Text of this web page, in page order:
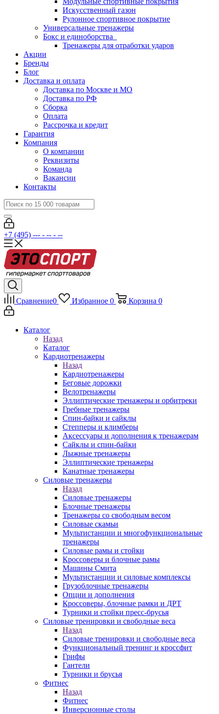
Искусственный газон
Рулонное спортивное покрытие
Универсальные тренажеры
Бокс и единоборства
Тренажеры для отработки ударов
Акции
Бренды
Блог
Доставка и оплата
Доставка по Москве и МО
Доставка по РФ
Сборка
Оплата
Рассрочка и кредит
Гарантия
Компания
О компании
Реквизиты
Команда
Вакансии
Контакты
+7 (495) --- - -- - --
Сравнение0 Избранное 0 Корзина 0
Каталог
Назад
Каталог
Кардиотренажеры
Назад
Кардиотренажеры
Беговые дорожки
Велотренажеры
Эллиптические тренажеры и орбитреки
Гребные тренажеры
Спин-байки и сайклы
Степперы и климберы
Аксессуары и дополнения к тренажерам
Сайклы и спин-байки
Лыжные тренажеры
Эллиптические тренажеры
Канатные тренажеры
Силовые тренажеры
Назад
Силовые тренажеры
Блочные тренажеры
Тренажеры со свободным весом
Силовые скамьи
Мультистанции и многофункциональные
тренажеры
Силовые рамы и стойки
Кроссоверы и блочные рамы
Машины Смита
Мультистанции и силовые комплексы
Грузоблочные тренажеры
Опции и дополнения
Кроссоверы, блочные рамки и ДРТ
Турники и стойки пресс-брусья
Силовые тренировки и свободные веса
Назад
Силовые тренировки и свободные веса
Функциональный тренинг и кроссфит
Грифы
Гантели
Турники и брусья
Фитнес
Назад
Фитнес
Инверсионные столы